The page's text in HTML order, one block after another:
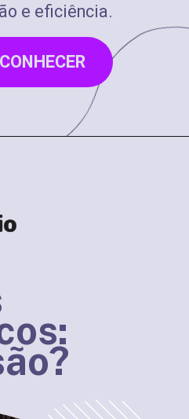
e eficiência.